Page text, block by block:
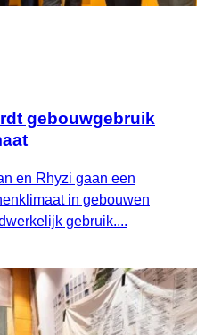
gebouwgebruik
en Rhyzi gaan een
in gebouwen
gebruik....